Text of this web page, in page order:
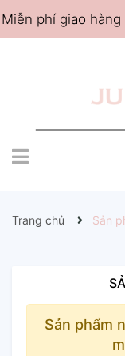
Miễn phí giao
Trang chủ Sản
Sản phẩm